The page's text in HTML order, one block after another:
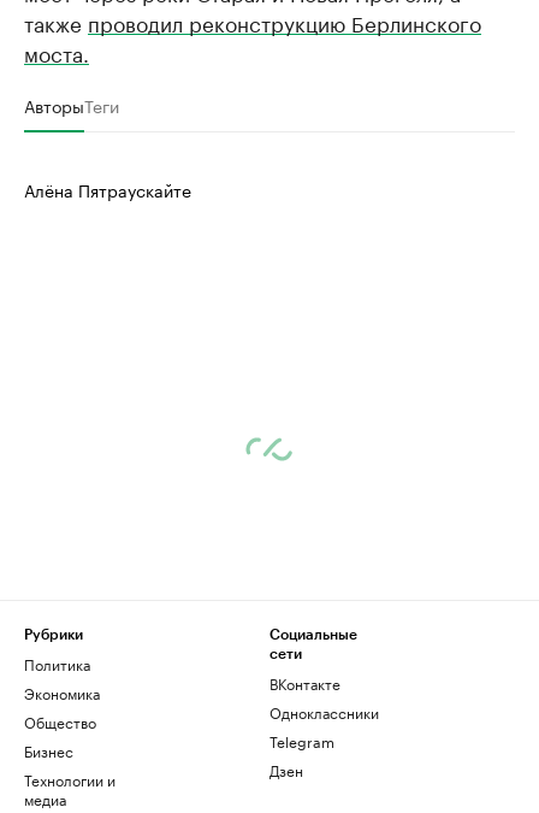
также проводил реконструкцию Берлинского
моста.
АвторыТеги
Алёна Пятраускайте
Рубрики
Политика
Экономика
Общество
Бизнес
Технологии и
медиа
Социальные
сети
ВКонтакте
Одноклассники
Telegram
Дзен